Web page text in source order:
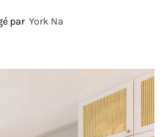
par York Na